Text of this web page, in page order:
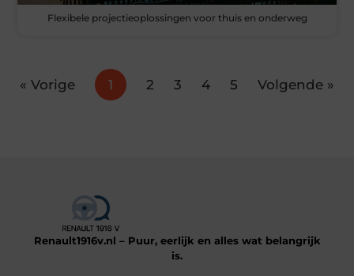
Flexibele projectieoplossingen voor thuis en onderweg
« Vorige 1 2 3 4 5 Volgende »
Renault1916v.nl – Puur, eerlijk en alles wat belangrijk
is.